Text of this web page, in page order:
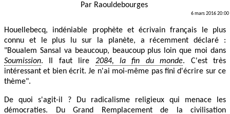
Par Raouldebourges
6 mars 2016 20:00
Houellebecq, indéniable prophète et écrivain français le plus
connu et le plus lu sur la planète, a récemment déclaré :
"Boualem Sansal va beaucoup, beaucoup plus loin que moi dans
Soumission. Il faut lire 2084, la fin du monde. C'est très
intéressant et bien écrit. Je n'ai moi-même pas fini d'écrire sur ce
thème".
De quoi s'agit-il ? Du radicalisme religieux qui menace les
démocraties. Du Grand Remplacement de la civilisation